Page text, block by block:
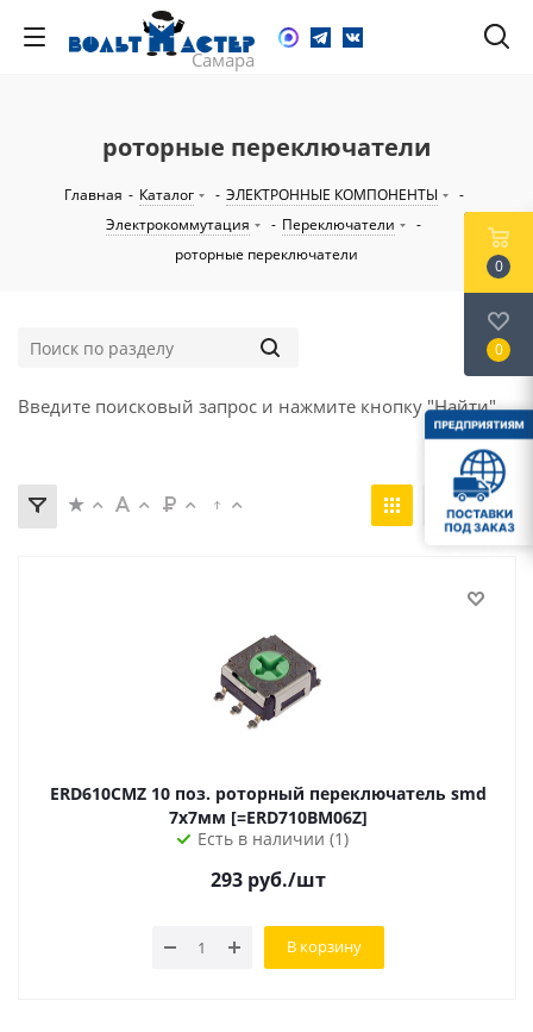
роторные переключатели
Главная - Каталог - ЭЛЕКТРОННЫЕ КОМПОНЕНТЫ
-
Электрокоммутация
- Переключатели
-
роторные переключатели
Введите поисковый запрос и нажмите кнопку "Найти".
ERD610CMZ 10 поз. роторный переключатель smd
7х7мм [=ERD710BM06Z]
Есть в наличии (1)
293руб./шт
В корзину
0
0